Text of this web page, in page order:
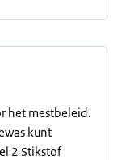
het mestbeleid.
kunt
2 Stikstof